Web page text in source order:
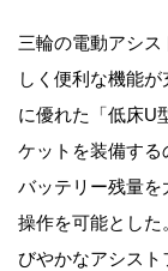
三輪の電動アシス
しく便利な機能
に優れた「低床U
ケットを装備する
バッテリー残量
操作を可能とし
びやかなアシスト